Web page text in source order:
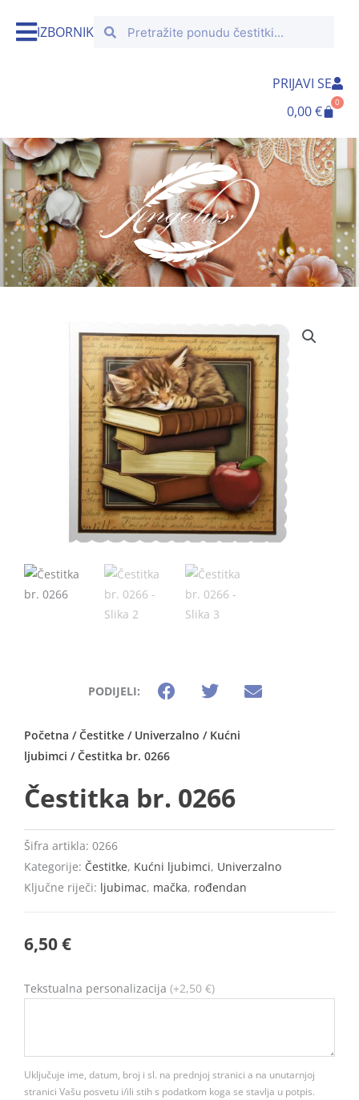
IZBORNIKSearchSearch
PRIJAVI SE
0,00€
0
Cart
PODIJELI:
Početna /Čestitke / Univerzalno / Kućni
ljubimci / Čestitka br. 0266
Čestitka br. 0266
Šifra artikla: 0266
Kategorije: Čestitke, Kućni ljubimci, Univerzalno
Ključne riječi: ljubimac, mačka, rođendan
6,50€
Tekstualna personalizacija (+2,50 €)
Uključuje ime, datum, broj i sl. na prednjoj stranici a na unutarnjoj
stranici Vašu posvetu i/ili stih s podatkom koga se stavlja u potpis.
Čestitka